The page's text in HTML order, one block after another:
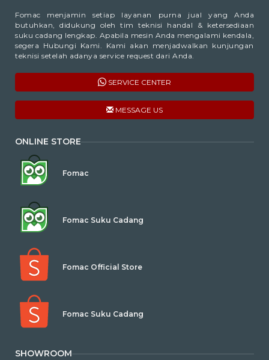
Fomac menjamin setiap layanan purna jual yang Anda
butuhkan, didukung oleh tim teknisi handal & ketersediaan
suku cadang lengkap. Apabila mesin Anda mengalami kendala,
segera Hubungi Kami. Kami akan menjadwalkan kunjungan
teknisi setelah adanya service request dari Anda.
SERVICE CENTER
MESSAGE US
ONLINE STORE
Fomac
Fomac Official Store
Fomac Suku Cadang
Fomac Suku Cadang
SHOWROOM